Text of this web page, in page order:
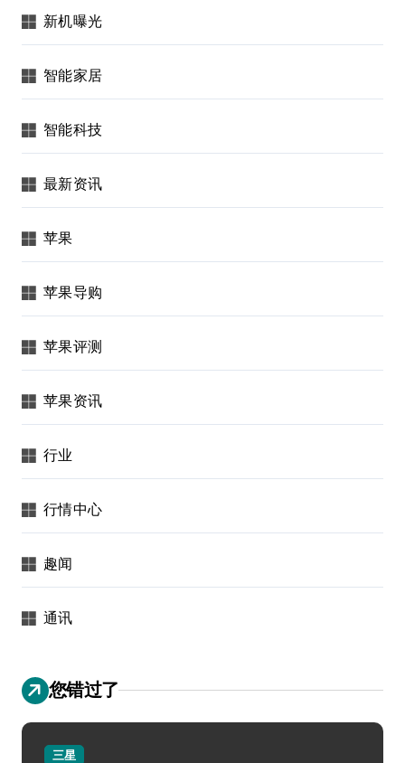
新机曝光
智能家居
智能科技
最新资讯
苹果
苹果导购
苹果评测
苹果资讯
行业
行情中心
趣闻
通讯
您错过了
三星